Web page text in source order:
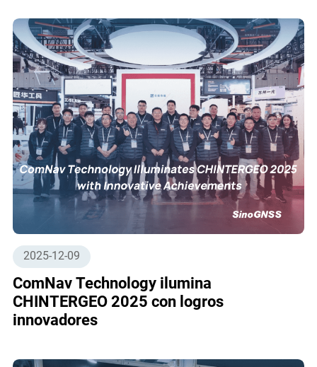
2025-12-09
ComNav Technology ilumina
CHINTERGEO 2025 con logros
innovadores